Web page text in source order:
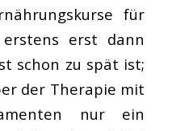
für
erst dann
schon zu spät ist;
der Therapie mit
nur ein